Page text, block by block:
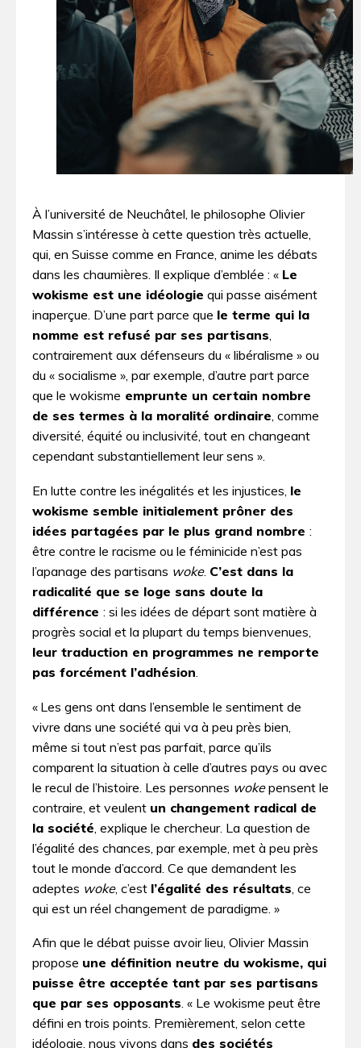
À l’université de Neuchâtel, le philosophe Olivier
Massin s’intéresse à cette question très actuelle,
qui, en Suisse comme en France, anime les débats
dans les chaumières. Il explique d’emblée : « Le
wokisme est une idéologie qui passe aisément
inaperçue. D’une part parce que le terme qui la
nomme est refusé par ses partisans,
contrairement aux défenseurs du « libéralisme » ou
du « socialisme », par exemple, d’autre part parce
que le wokisme emprunte un certain nombre
de ses termes à la moralité ordinaire, comme
diversité, équité ou inclusivité, tout en changeant
cependant substantiellement leur sens ».
En lutte contre les inégalités et les injustices, le
wokisme semble initialement prôner des
idées partagées par le plus grand nombre :
être contre le racisme ou le féminicide n’est pas
l’apanage des partisans woke. C’est dans la
radicalité que se loge sans doute la
différence : si les idées de départ sont matière à
progrès social et la plupart du temps bienvenues,
leur traduction en programmes ne remporte
pas forcément l’adhésion
« Les gens ont dans l’ensemble le sentiment de
vivre dans une société qui va à peu près bien,
même si tout n’est pas parfait, parce qu’ils
comparent la situation à celle d’autres pays ou avec
le recul de l’histoire. Les personnes wokepensent le
contraire, et veulent un changement radical de
la société , explique le chercheur. La question de
l’égalité des chances, par exemple, met à peu près
tout le monde d’accord. Ce que demandent les
adeptes woke, c’est l’égalité des résultats , ce
qui est un réel changement de paradigme. »
Afin que le débat puisse avoir lieu, Olivier Massin
propose une définition neutre du wokisme, qui
puisse être acceptée tant par ses partisans
que par ses opposants. « Le wokisme peut être
défini en trois points. Premièrement, selon cette
idéologie, nous vivons dans des sociétés